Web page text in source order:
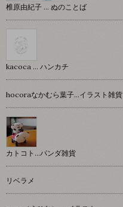
椎原由紀子 ... ぬのことば
kacoca ... ハンカチ
hocoraなかむら葉子…イラスト雑貨
カトコト…パンダ雑貨
リベラメ